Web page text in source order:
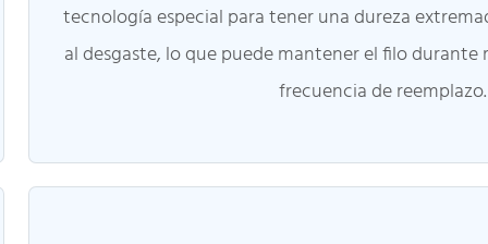
tecnología especial para tener una dureza
al desgaste, lo que puede mantener el filo
frecuencia de reemplazo.